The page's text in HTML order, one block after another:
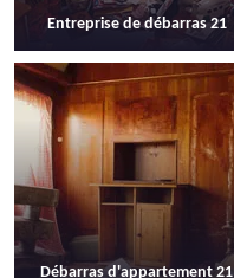
Entreprise de débarras 21
Débarras d'appartement 21